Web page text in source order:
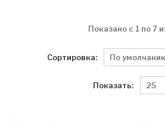
Показано с 1 по 7
Сортировка:
Показать: